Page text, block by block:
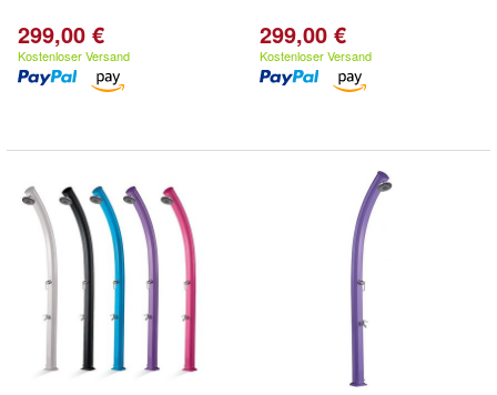
299,00 €
Kostenloser Versand
299,00 €
Kostenloser Versand